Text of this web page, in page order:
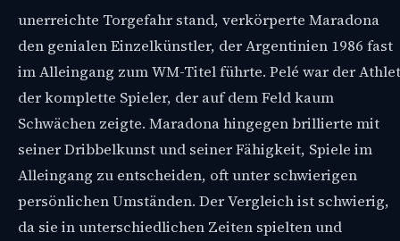
unerreichte Torgefahr stand, verkörperte Maradona
den genialen Einzelkünstler, der Argentinien 1986 fast
im Alleingang zum WM-Titel führte. Pelé war der
der komplette Spieler, der auf dem Feld kaum
Schwächen zeigte. Maradona hingegen brillierte mit
seiner Dribbelkunst und seiner Fähigkeit, Spiele im
Alleingang zu entscheiden, oft unter schwierigen
persönlichen Umständen. Der Vergleich ist schwierig,
da sie in unterschiedlichen Zeiten spielten und